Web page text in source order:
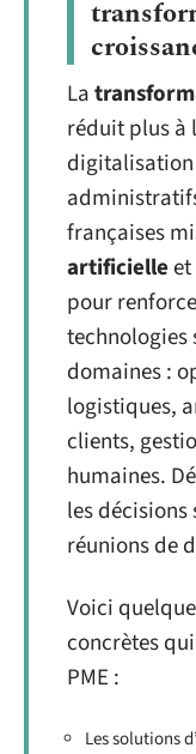
La
réduit plus à
digitalisation
françaises
artificielle
pour
technologies
domaines :
logistiques,
clients,
humaines.
les
réunions de
Voici
concrètes
PME :
Les solutions d’